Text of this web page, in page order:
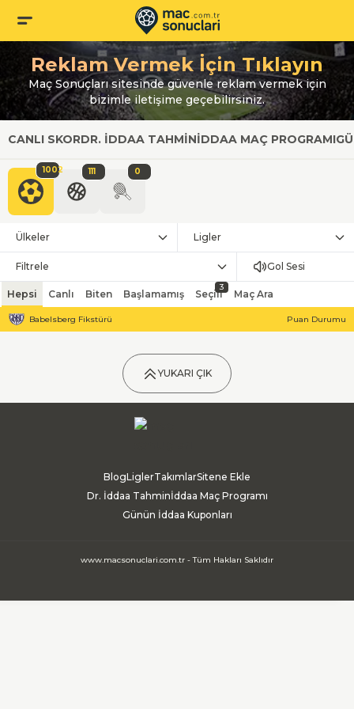
Reklam Vermek İçin Tıklayın
Maç Sonuçları sitesinde güvenle reklam vermek için
bizimle iletişime geçebilirsiniz.
CANLI SKORDR. İDDAA TAHMINİDDAA MAÇ PROGRAMI
1002 111 0
Ülkeler Ligler
Filtrele Gol Sesi
Hepsi Canlı Biten Başlamamış Seçili
3
Maç Ara
Babelsberg Fikstürü Puan Durumu
YUKARI ÇIK
BlogLiglerTakımlarSitene Ekle
Dr. İddaa Tahminİddaa Maç Programı
Günün İddaa Kuponları
www.macsonuclari.com.tr - Tüm Hakları Saklıdır